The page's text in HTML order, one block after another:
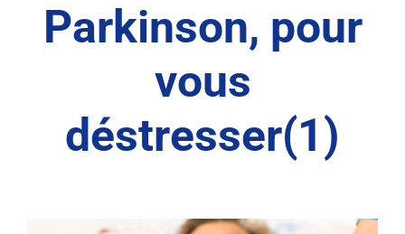
Parkinson, pour
vous
déstresser(1)